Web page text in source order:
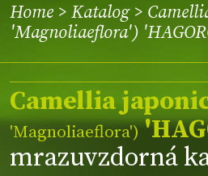
Home > Katalog>
'Magnoliaeflora')
Camellia
'Magnoliaeflora')
mrazuvzdorná